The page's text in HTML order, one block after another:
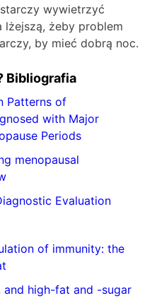
wywietrzyć
lżejszą, żeby problem
by mieć dobrą noc.
Bibliografia
Patterns of
with Major
Periods
menopausal
Evaluation
of immunity: the
and high-fat and -sugar